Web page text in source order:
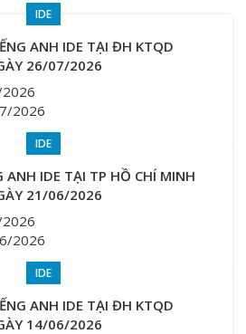
IDE
ANH IDE TẠI ĐH KTQD
26/07/2026
2026
IDE
ANH IDE TẠI TP HỒ CHÍ MINH
21/06/2026
2026
IDE
ANH IDE TẠI ĐH KTQD
14/06/2026